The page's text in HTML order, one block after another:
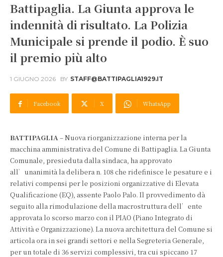
Battipaglia. La Giunta approva le
indennità di risultato. La Polizia
Municipale si prende il podio. È suo
il premio più alto
1 GIUGNO 2026 BY STAFF@BATTIPAGLIA1929.IT
Facebook X WhatsApp
BATTIPAGLIA– Nuova riorganizzazione interna per la
macchina amministrativa del Comune di Battipaglia. La Giunta
Comunale, presieduta dalla sindaca, ha approvato
all’unanimità la delibera n. 108 che ridefinisce le pesature e i
relativi compensi per le posizioni organizzative di Elevata
Qualificazione (EQ), assente Paolo Palo. Il provvedimento dà
seguito alla rimodulazione della macrostruttura dell’ente
approvata lo scorso marzo con il PIAO (Piano Integrato di
Attività e Organizzazione). La nuova architettura del Comune si
articola ora in sei grandi settori e nella Segreteria Generale,
per un totale di 36 servizi complessivi, tra cui spiccano 17